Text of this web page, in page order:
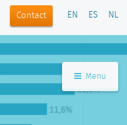
Contact EN ES NL
Menu